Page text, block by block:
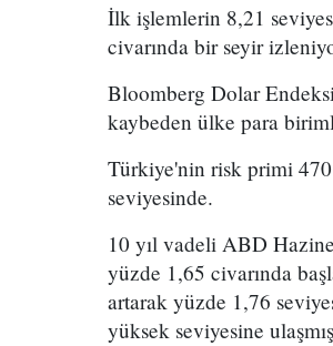
İlk işlemlerin 8,21
civarında bir seyir
Bloomberg Dolar
kaybeden ülke para
Türkiye'nin risk primi
seviyesinde.
10 yıl vadeli ABD
yüzde 1,65 civarında
artarak yüzde 1,76
yüksek seviyesine